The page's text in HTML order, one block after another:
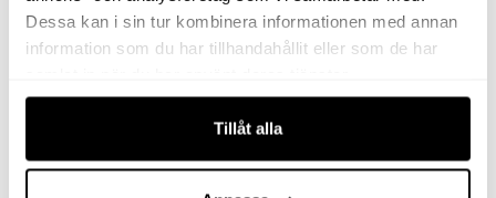
Dessa kan i sin tur kombinera informationen med annan
information som du har tillhandahållit eller som de har
Tillåt alla
Köp Köp